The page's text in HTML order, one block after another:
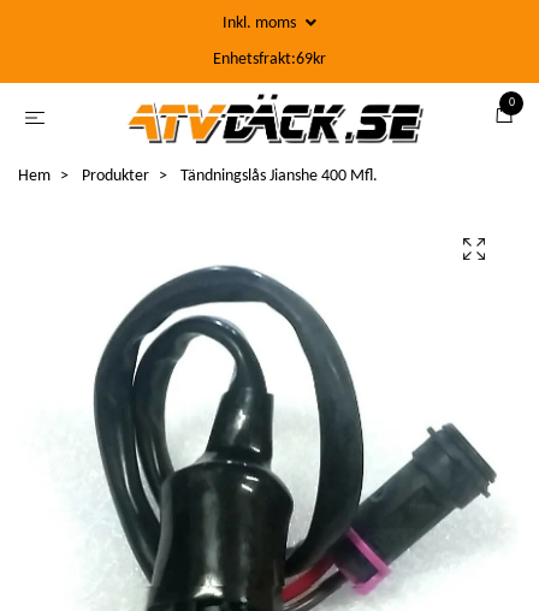
Inkl. moms
Enhetsfrakt:69kr
0
Hem Produkter Tändningslås Jianshe 400 Mfl.